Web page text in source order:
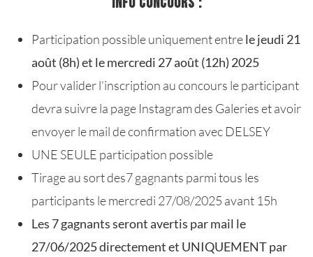
Participation possible uniquement entrele jeudi 21
août (8h) et le mercredi 27 août (12h) 2025
Pour valider l’inscription au concours le participant
devra suivre la page Instagram des Galeries et avoir
envoyer le mail de confirmation avec DELSEY
UNE SEULE participation possible
Tirage au sort des7 gagnants parmi tous les
participants le mercredi 27/08/2025 avant 15h
Les 7 gagnants seront avertis par mail le
27/06/2025 directement et UNIQUEMENT par